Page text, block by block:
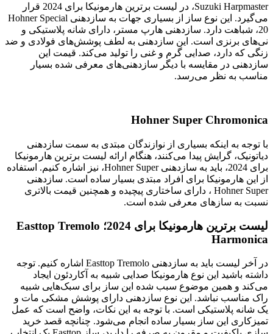
Suzuki Harpmaster، در لیست برترین هارمونیکا برای 2024 قرار
می‌گیرد. این نوع ساز از بسیاری جهات به سازدهنی Hohner Special
20، شباهت دارد. سازدهنی هارپ مستر، دارای شانه پلاستیکی و
نی‌های برنزی است. این سازدهنی به لطف پوشش‌های فولادی و ضد
زنگی که دارد، صدایی گرم و غنی را تولید می‌کند. قیمت این
سازدهنی در مقایسه با دیگر سازدهنی‌های معرفی شده بسیار
مناسب به نظر می‌رسد.
Hohner Super Chromonica
با توجه به اینکه بسیاری از نوازندگان مبتدی به سمت سازدهنی
دیاتونیک، گرایش پیدا می‌کنند، هنگام ارائه لیست برترین هارمونیکا
برای 2024، باید به سازدهنی Hohner Super، نیز اشاره کنیم. استفاده
از این هارمونیکا برای افراد مبتدی بسیار ساده است. سازدهنی
Hohner Super ، دارای ساختاری پیچیده و همچنین قیمت بالاتری
نسبت به سازهای معرفی شده است.
لیست برترین هارمونیکا برای 2024؛ Easttop Tremolo
Harmonica
در آخر لیست باید به سازدهنی Easttop Tremolo اشاره کنیم. توجه
داشته باشید این نوع هارمونیکا صدایی شبیه به آکاردئون ایجاد
می‌کند و همین موضوع سبب شده این ساز برای سبک‌هایی شبیه
راک مناسب نباشد. این نوع سازدهنی دارای پوشش مشکی مات و
یک شانه پلاستیکی است. با توجه به این نکات، واضح است که عمل
تمیزکاری این ساز بسیار ساده انجام می‌شود. چنانچه قصد خرید